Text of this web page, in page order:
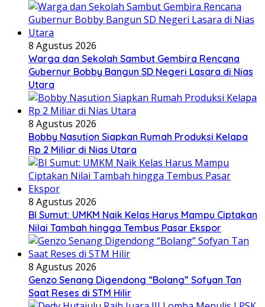
8 Agustus 2026
Warga dan Sekolah Sambut Gembira Rencana
Gubernur Bobby Bangun SD Negeri Lasara di Nias
Utara
8 Agustus 2026
Bobby Nasution Siapkan Rumah Produksi Kelapa
Rp 2 Miliar di Nias Utara
8 Agustus 2026
BI Sumut: UMKM Naik Kelas Harus Mampu Ciptakan
Nilai Tambah hingga Tembus Pasar Ekspor
8 Agustus 2026
Genzo Senang Digendong “Bolang” Sofyan Tan
Saat Reses di STM Hilir